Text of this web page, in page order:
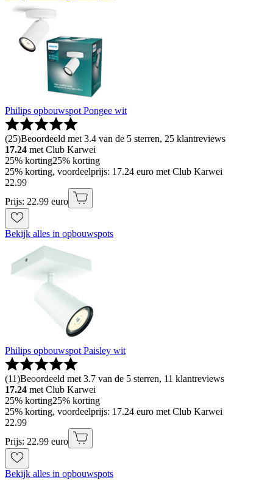
Philips opbouwspot Pongee wit
(25)Beoordeeld met 3.4 van de 5 sterren, 25 klantreviews
17.24 met Club Karwei
25% korting25% korting
25% korting, voordeelprijs: 17.24 euro met Club Karwei
22.99
Prijs: 22.99 euro
Bekijk alles in opbouwspots
Philips opbouwspot Paisley wit
(11)Beoordeeld met 3.7 van de 5 sterren, 11 klantreviews
17.24 met Club Karwei
25% korting25% korting
25% korting, voordeelprijs: 17.24 euro met Club Karwei
22.99
Prijs: 22.99 euro
Bekijk alles in opbouwspots